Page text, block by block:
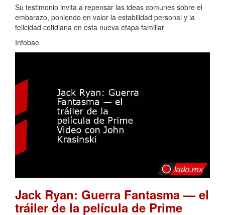
Su testimonio invita a repensar las ideas comunes sobre el
embarazo, poniendo en valor la estabilidad personal y la
felicidad cotidiana en esta nueva etapa familiar
Infobae
Jack Ryan: Guerra Fantasma — el
tráiler de la película de Prime